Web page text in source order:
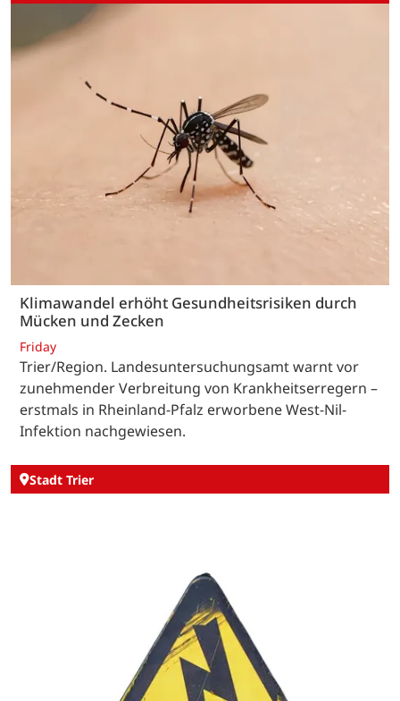
Klimawandel erhöht Gesundheitsrisiken durch
Mücken und Zecken
Friday
Trier/Region. Landesuntersuchungsamt warnt vor
zunehmender Verbreitung von Krankheitserregern –
erstmals in Rheinland-Pfalz erworbene West-Nil-
Infektion nachgewiesen.
Stadt Trier